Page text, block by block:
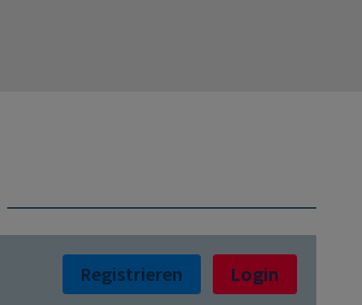
Registrieren Login